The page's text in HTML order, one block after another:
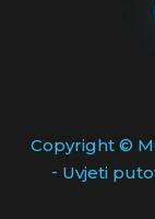
Copyright ©
- Uvjeti